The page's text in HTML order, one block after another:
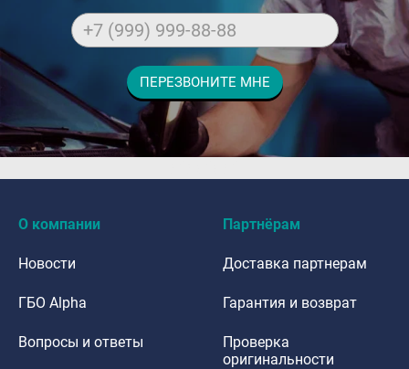
+7 (999) 999-88-88
ПЕРЕЗВОНИТЕ МНЕ
О компании
Новости
ГБО Alpha
Вопросы и ответы
Партнёрам
Доставка партнерам
Гарантия и возврат
Проверка
оригинальности